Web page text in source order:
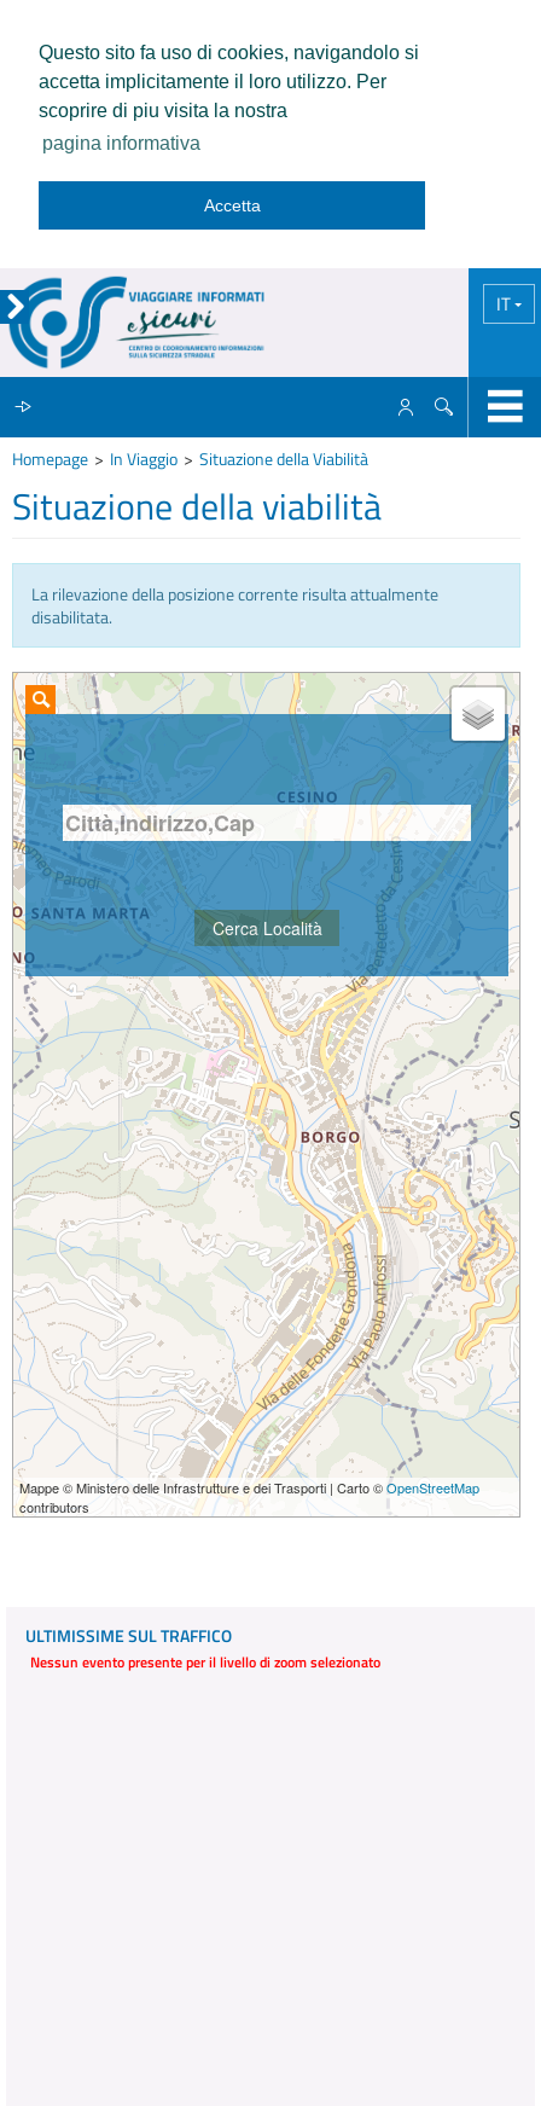
Questo sito fa uso di cookies, navigandolo si
accetta implicitamente il loro utilizzo. Per
scoprire di piu visita la nostra
pagina informativa
Accetta
IT
IL CCISS
INFO E MEDIA
IN VIAGGIO
Homepage In Viaggio Situazione della Viabilità
Situazione della viabilità
La rilevazione della posizione corrente risulta attualmente
disabilitata.
Mappe © Ministero delle Infrastrutture e dei Trasporti | Carto ©OpenStreetMap
contributors
ULTIMISSIME SUL TRAFFICO
Nessun evento presente per il livello di zoom selezionato